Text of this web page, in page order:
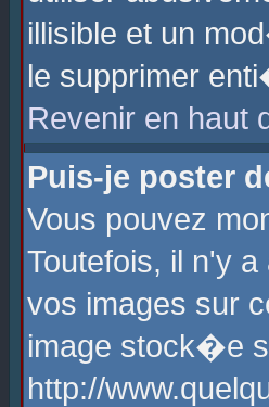
illisible et un
le supprimer
Revenir en haut
Puis-je poster
Vous pouvez
Toutefois, il n'y
vos images sur
image stock�e
http://